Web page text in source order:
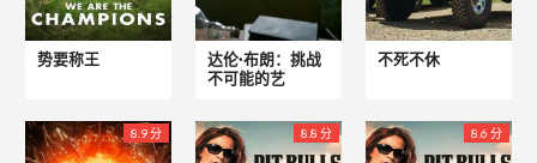
势要称王
达伦·布朗：挑战
不可能的艺
不死不休
8.9 分 8.8 分 8.6 分